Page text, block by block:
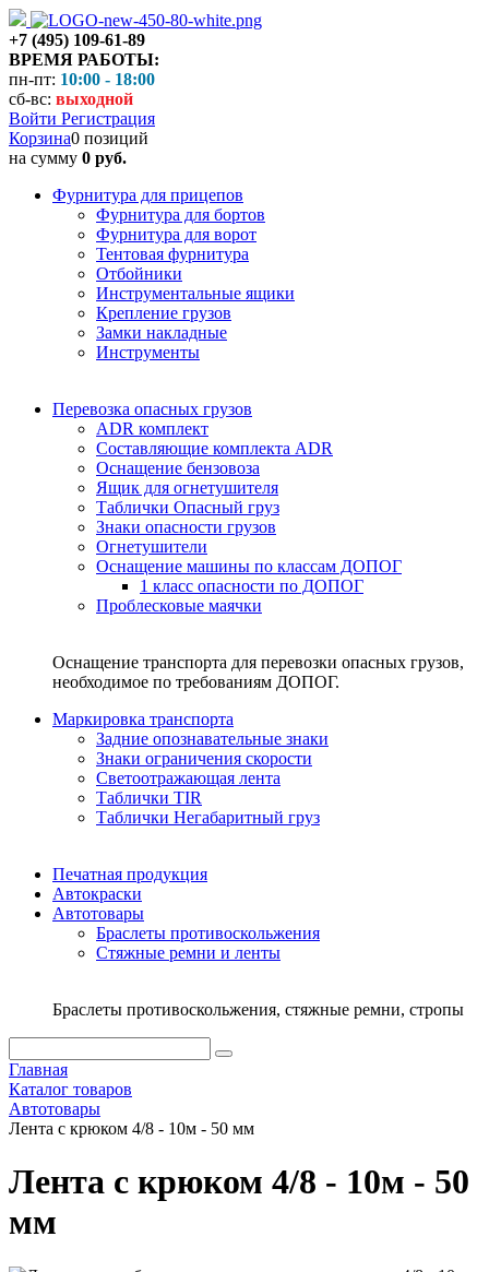
+7 (495) 109-61-89
ВРЕМЯ РАБОТЫ:
пн-пт: 10:00 - 18:00
сб-вс: выходной
Войти Регистрация
Корзина0 позиций
на сумму 0 руб.
Фурнитура для прицепов
Фурнитура для бортов
Фурнитура для ворот
Тентовая фурнитура
Отбойники
Инструментальные ящики
Крепление грузов
Замки накладные
Инструменты
Перевозка опасных грузов
ADR комплект
Составляющие комплекта ADR
Оснащение бензовоза
Ящик для огнетушителя
Таблички Опасный груз
Знаки опасности грузов
Огнетушители
Оснащение машины по классам ДОПОГ
1 класс опасности по ДОПОГ
Проблесковые маячки
Оснащение транспорта для перевозки опасных грузов,
необходимое по требованиям ДОПОГ.
Маркировка транспорта
Задние опознавательные знаки
Знаки ограничения скорости
Светоотражающая лента
Таблички TIR
Таблички Негабаритный груз
Печатная продукция
Автокраски
Автотовары
Браслеты противоскольжения
Стяжныe ремни и ленты
Браслеты противоскольжения, стяжные ремни, стропы
Главная
Каталог товаров
Автотовары
Лента с крюком 4/8 - 10м - 50 мм
Лента с крюком 4/8 - 10м - 50
мм